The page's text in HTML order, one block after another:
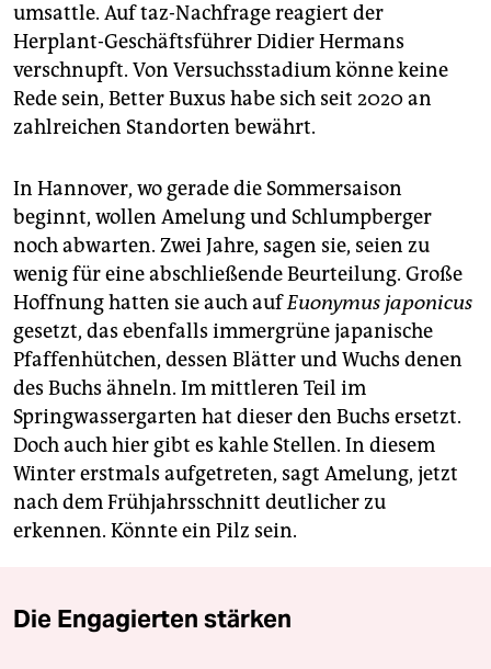
umsattle. Auf taz-Nachfrage reagiert der
Herplant-Geschäftsführer Didier Hermans
verschnupft. Von Versuchsstadium könne keine
Rede sein, Better Buxus habe sich seit 2020 an
zahlreichen Standorten bewährt.
In Hannover, wo gerade die Sommersaison
beginnt, wollen Amelung und Schlumpberger
noch abwarten. Zwei Jahre, sagen sie, seien zu
wenig für eine abschließende Beurteilung. Große
Hoffnung hatten sie auch aufEuonymus japonicus
gesetzt, das ebenfalls immergrüne japanische
Pfaffenhütchen, dessen Blätter und Wuchs denen
des Buchs ähneln. Im mittleren Teil im
Springwassergarten hat dieser den Buchs ersetzt.
Doch auch hier gibt es kahle Stellen. In diesem
Winter erstmals aufgetreten, sagt Amelung, jetzt
nach dem Frühjahrsschnitt deutlicher zu
erkennen. Könnte ein Pilz sein.
Die Engagierten stärken